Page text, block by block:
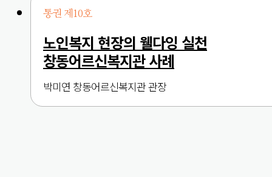
통권 제10호
노인복지 현장의 웰다잉 실천
창동어르신복지관 사례
박미연 창동어르신복지관 관장